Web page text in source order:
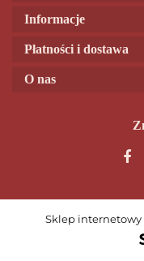
Informacje
Płatności i dostawa
O nas
Sklep